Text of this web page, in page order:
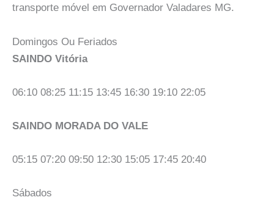
transporte móvel em Governador Valadares MG.
Domingos Ou Feriados
SAINDO Vitória
06:10 08:25 11:15 13:45 16:30 19:10 22:05
SAINDO MORADA DO VALE
05:15 07:20 09:50 12:30 15:05 17:45 20:40
Sábados